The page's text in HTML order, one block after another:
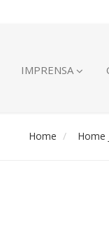
IMPRENSA
Home Home